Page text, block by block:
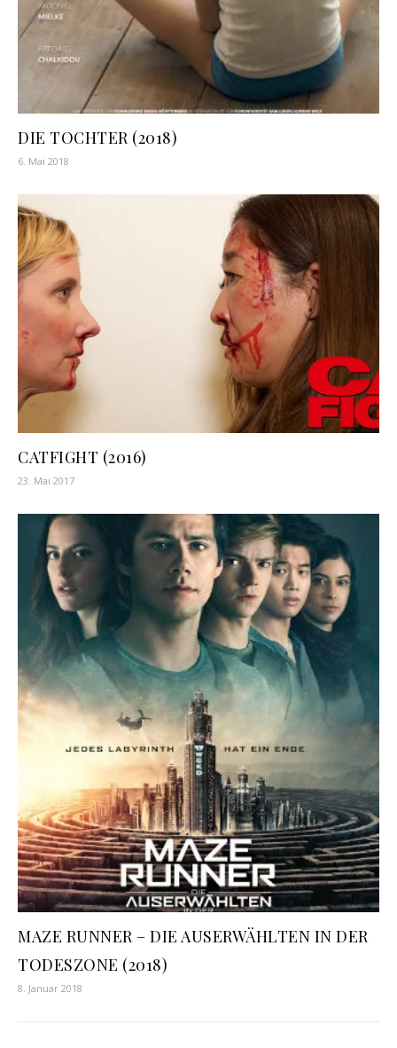
DIE TOCHTER (2018)
6. Mai 2018
CATFIGHT (2016)
23. Mai 2017
MAZE RUNNER – DIE AUSERWÄHLTEN IN DER
TODESZONE (2018)
8. Januar 2018